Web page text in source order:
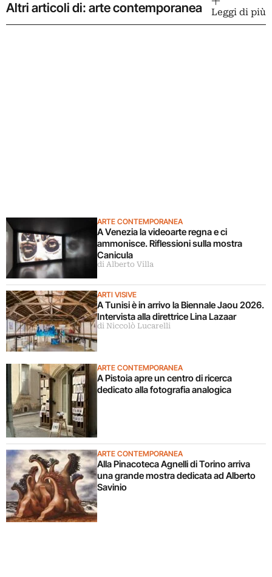
Altri articoli di: arte contemporanea Leggi di più
ARTE CONTEMPORANEA
A Venezia la videoarte regna e ci
ammonisce. Riflessioni sulla mostra
Canicula
di Alberto Villa
ARTI VISIVE
A Tunisi è in arrivo la Biennale Jaou 2026.
Intervista alla direttrice Lina Lazaar
di Niccolò Lucarelli
ARTE CONTEMPORANEA
A Pistoia apre un centro di ricerca
dedicato alla fotografia analogica
ARTE CONTEMPORANEA
Alla Pinacoteca Agnelli di Torino arriva
una grande mostra dedicata ad Alberto
Savinio